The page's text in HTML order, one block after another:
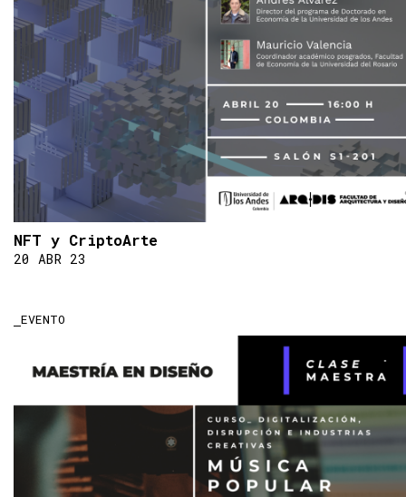
NFT y CriptoArte
20 ABR 23
EVENTO